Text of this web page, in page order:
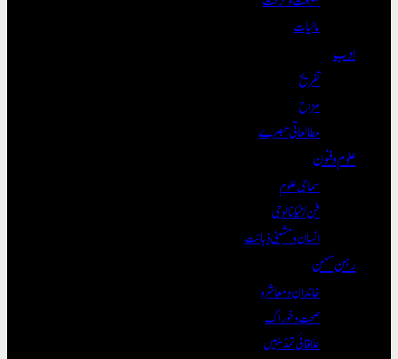
مالیات
ادب
تفریح
مزاح
مطالعاتی تبصرے
علوم و فنون
سماجی علوم
فن/ٹیکنالوجی
انسان و مشینی ذہانت
رہن سہن
خاندان و معاشرہ
صحت و خوراک
علاقائی تہذیبیں